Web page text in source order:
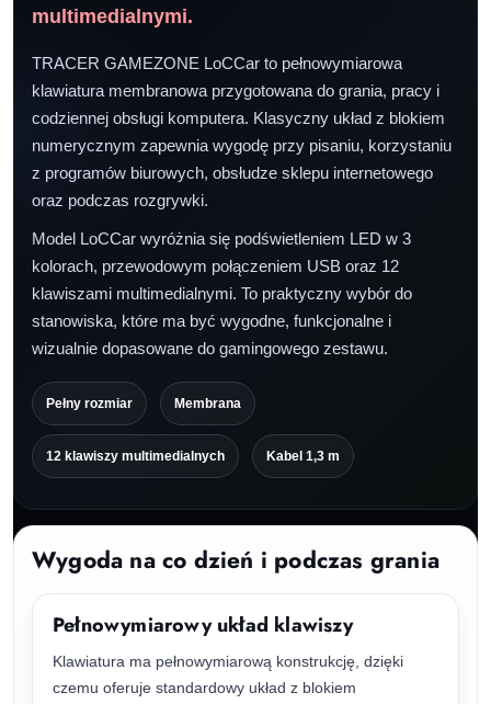
multimedialnymi.
TRACER GAMEZONE LoCCar to pełnowymiarowa
klawiatura membranowa przygotowana do grania, pracy i
codziennej obsługi komputera. Klasyczny układ z blokiem
numerycznym zapewnia wygodę przy pisaniu, korzystaniu
z programów biurowych, obsłudze sklepu internetowego
oraz podczas rozgrywki.
Model LoCCar wyróżnia się podświetleniem LED w 3
kolorach, przewodowym połączeniem USB oraz 12
klawiszami multimedialnymi. To praktyczny wybór do
stanowiska, które ma być wygodne, funkcjonalne i
wizualnie dopasowane do gamingowego zestawu.
Pełny rozmiar Membrana
12 klawiszy multimedialnych Kabel 1,3 m
Wygoda na co dzień i podczas grania
Pełnowymiarowy układ klawiszy
Klawiatura ma pełnowymiarową konstrukcję, dzięki
czemu oferuje standardowy układ z blokiem